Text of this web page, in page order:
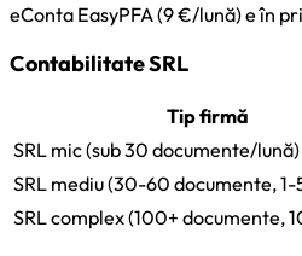
eConta EasyPFA (9 €/lună) e în
Contabilitate SRL
Tip firmă
SRL mic (sub 30 documente/lună)
SRL mediu (30-60 documente,
SRL complex (100+ documente,